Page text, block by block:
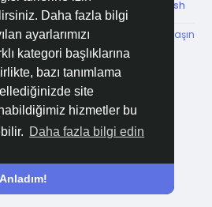
Daha fazla bilgi
ayarlarımızı
kategori başlıklarına
bazı tanımlama
site
hizmetler bu
Daha fazla bilgi edin
Anladım!
Turkish
KVKK HSVTP
Bize Ulaşın